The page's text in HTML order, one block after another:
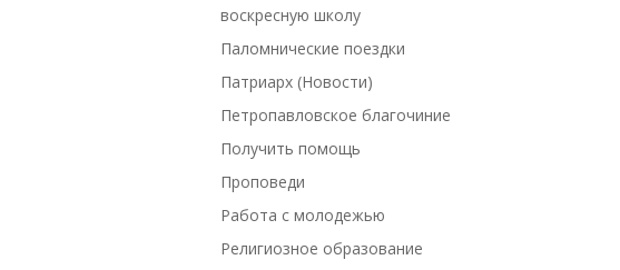
воскресную школу
Паломнические поездки
Патриарх (Новости)
Петропавловское благочиние
Получить помощь
Проповеди
Работа с молодежью
Религиозное образование